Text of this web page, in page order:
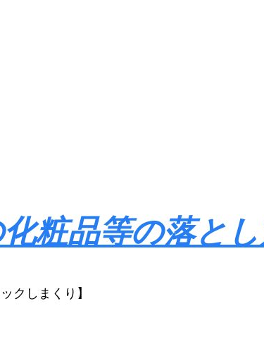
粧品等の落とし
クしまくり】